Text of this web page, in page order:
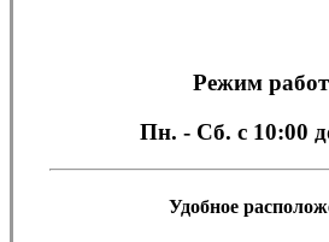
Режим
Пн. - Сб. с 10:00
Удобное